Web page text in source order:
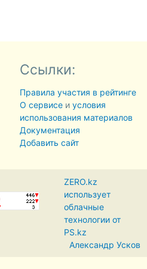
Ссылки:
Правила участия в рейтинге
О сервисеи условия
использования материалов
Документация
Добавить сайт
ZERO.kz
использует
облачные
технологии от
PS.kz
Александр Усков